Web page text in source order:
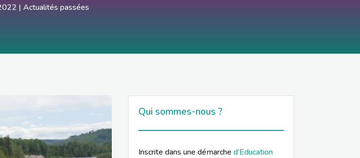
| Actualités passées
Qui sommes-nous ?
Inscrite dans une démarche d’Education